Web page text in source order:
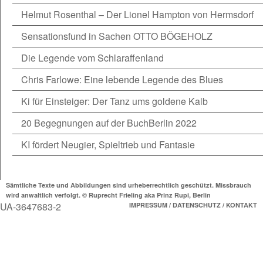
Helmut Rosenthal – Der Lionel Hampton von Hermsdorf
Sensationsfund in Sachen OTTO BÖGEHOLZ
Die Legende vom Schlaraffenland
Chris Farlowe: Eine lebende Legende des Blues
Ki für Einsteiger: Der Tanz ums goldene Kalb
20 Begegnungen auf der BuchBerlin 2022
KI fördert Neugier, Spieltrieb und Fantasie
Sämtliche Texte und Abbildungen sind urheberrechtlich geschützt. Missbrauch
wird anwaltlich verfolgt. © Ruprecht Frieling aka Prinz Rupi, Berlin
IMPRESSUM / DATENSCHUTZ / KONTAKT
UA-3647683-2